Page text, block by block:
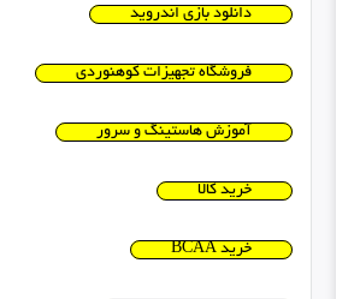
دانلود بازی اندروید
فروشگاه تجهیزات کوهنوردی
آموزش هاستینگ و سرور
خرید کالا
خرید BCAA